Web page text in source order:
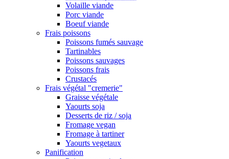
Volaille viande
Porc viande
Boeuf viande
Frais poissons
Poissons fumés sauvage
Tartinables
Poissons sauvages
Poissons frais
Crustacés
Frais végétal "cremerie"
Graisse végétale
Yaourts soja
Desserts de riz / soja
Fromage vegan
Fromage à tartiner
Yaourts vegetaux
Panification